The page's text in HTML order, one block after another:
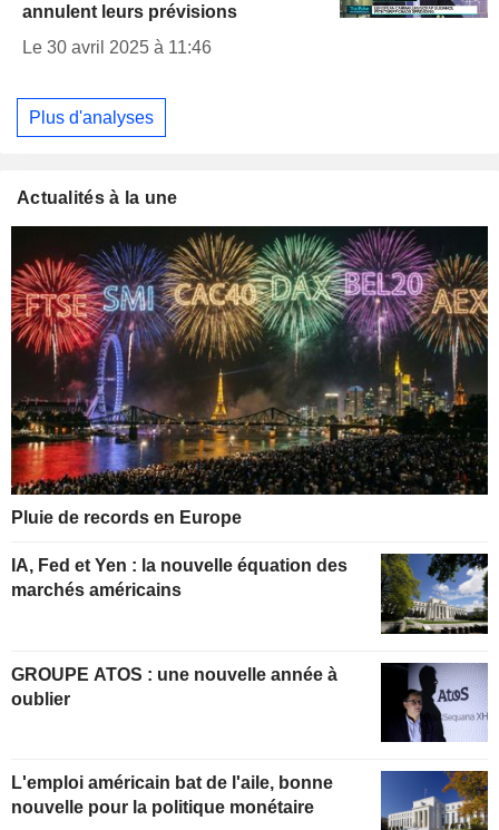
annulent leurs prévisions
Le 30 avril 2025 à 11:46
Plus d'analyses
Actualités à la une
Pluie de records en Europe
IA, Fed et Yen : la nouvelle équation des
marchés américains
GROUPE ATOS : une nouvelle année à
oublier
L'emploi américain bat de l'aile, bonne
nouvelle pour la politique monétaire